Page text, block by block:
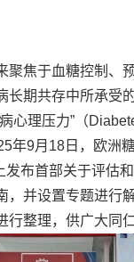
聚焦于血糖控制、
长期共存中所承受
理压力”（
年9月18日，欧洲
发布首部关于评估
，并设置专题进行
行整理，供广大同仁